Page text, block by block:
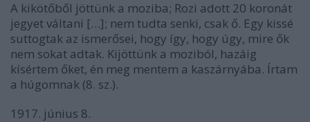
A kikötőből jöttünk a moziba; Rozi adott 20 koronát
jegyet váltani […]; nem tudta senki, csak ő. Egy kissé
suttogtak az ismerősei, hogy így, hogy úgy, mire ők
nem sokat adtak. Kijöttünk a moziból, hazáig
kísértem őket, én meg mentem a kaszárnyába. Írtam
a húgomnak (8. sz.).
1917. június 8.